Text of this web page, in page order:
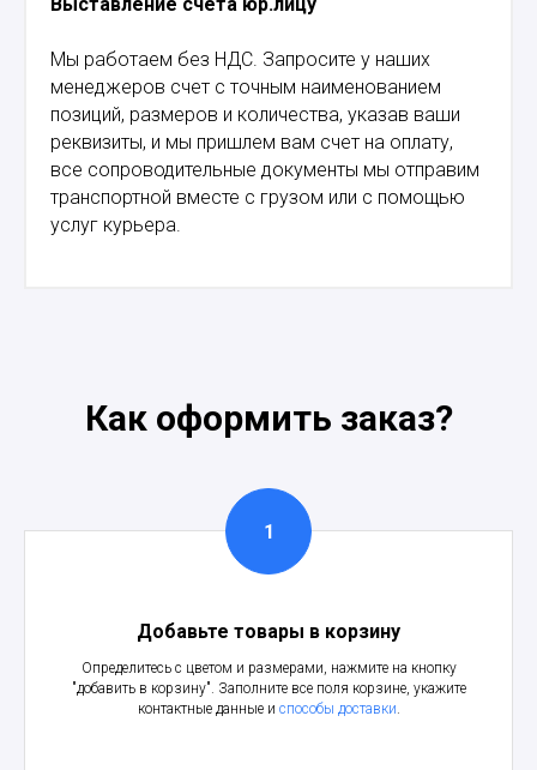
Мы работаем без НДС. Запросите у наших
менеджеров счет с точным наименованием
позиций, размеров и количества, указав ваши
реквизиты, и мы пришлем вам счет на оплату,
все сопроводительные документы мы отправим
транспортной вместе с грузом или с помощью
услуг курьера.
Как оформить заказ?
Добавьте товары в корзину
Определитесь с цветом и размерами, нажмите на кнопку
"добавить в корзину". Заполните все поля корзине, укажите
контактные данные и способы доставки.